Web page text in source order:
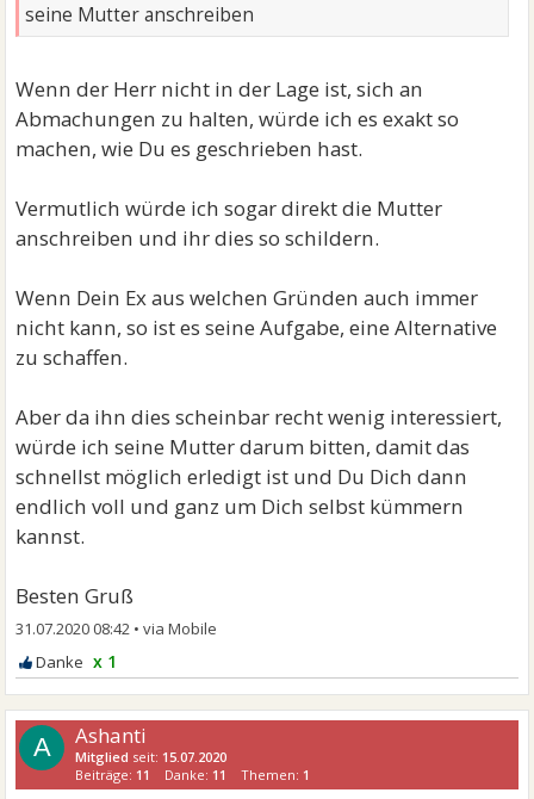
seine Mutter anschreiben
Wenn der Herr nicht in der Lage ist, sich an
Abmachungen zu halten, würde ich es exakt so
machen, wie Du es geschrieben hast.
Vermutlich würde ich sogar direkt die Mutter
anschreiben und ihr dies so schildern.
Wenn Dein Ex aus welchen Gründen auch immer
nicht kann, so ist es seine Aufgabe, eine Alternative
zu schaffen.
Aber da ihn dies scheinbar recht wenig interessiert,
würde ich seine Mutter darum bitten, damit das
schnellst möglich erledigt ist und Du Dich dann
endlich voll und ganz um Dich selbst kümmern
kannst.
Besten Gruß
31.07.2020 08:42 •
x 1
A Ashanti
Mitglied seit: 15.07.2020
Beiträge: 11 Danke: 11 Themen: 1